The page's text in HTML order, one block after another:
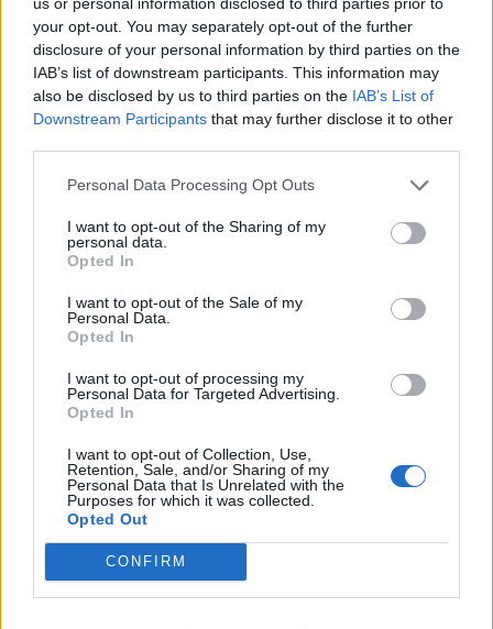
your opt-out. You may separately opt-out of the further
disclosure of your personal information by third parties on the
IAB’s list of downstream participants. This information may
also be disclosed by us to third parties on the IAB’s List of
Downstream Participants that may further disclose it to other
Personal Data Processing Opt Outs
I want to opt-out of the Sharing of my
personal data.
Opted In
I want to opt-out of the Sale of my
Personal Data.
Opted In
I want to opt-out of processing my
Personal Data for Targeted Advertising.
Opted In
I want to opt-out of Collection, Use,
Retention, Sale, and/or Sharing of my
Personal Data that Is Unrelated with the
Purposes for which it was collected.
Opted Out
CONFIRM
En este proceso de participación ciudadana se contabilizaron
54.230 votos a los 35 proyectos presentados, siendo el
proyecto propuesto por laAsociación Canaria contra el
Cáncer de Mama y Ginecológicoel más votado con un total
de3.546 , seguido de la iniciativa de laAsociación de Familias
de Personas con Autismo de Las Palmas y laFundación
La pandemia sanitaria y la consecuente crisis económica
2020, por lo que elConsejo de Administración de SAGULPA
no solo decidió mantener para esta tercera convocatoria la
misma partida que en la anterior,
En palabras del concejal de Movilidad de Ayuntamiento de Las
SAGULPAha renovado su compromiso con la sociedad de
Palmas de Gran Canaria”. De esta manera, “cuando los
ciudadanos hacen uso de los servicios que presta
colaboran con colectivos que necesitan apoyo para desarrollar
sus actividades y poner en marcha proyectos que busquen el
beneficio social” y que tienen que ver con la protección y mejora
del medio ambiente y con especial atención a la infancia y la